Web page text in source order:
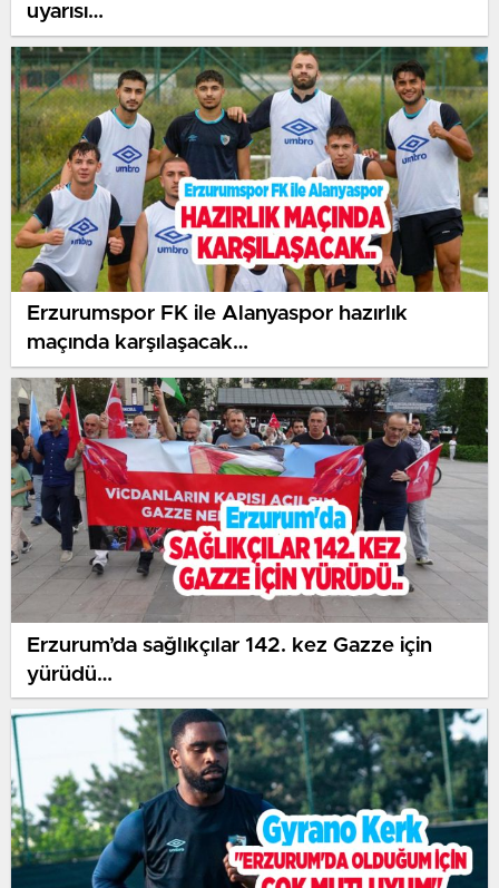
uyarısı…
Erzurumspor FK ile Alanyaspor hazırlık
maçında karşılaşacak…
Erzurum’da sağlıkçılar 142. kez Gazze için
yürüdü…